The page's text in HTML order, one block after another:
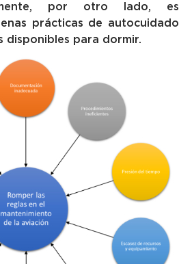
por otro lado, es
prácticas de autocuidado
disponibles para dormir.